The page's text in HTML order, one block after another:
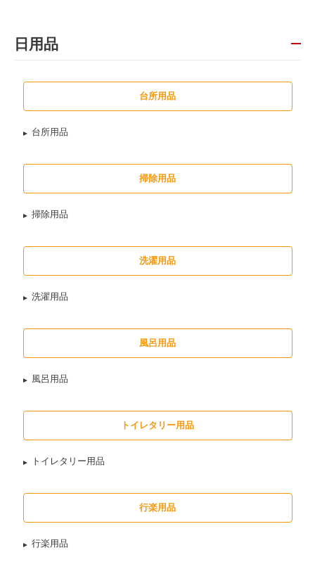
日用品
台所用品
台所用品
掃除用品
掃除用品
洗濯用品
洗濯用品
風呂用品
風呂用品
トイレタリー用品
トイレタリー用品
行楽用品
行楽用品